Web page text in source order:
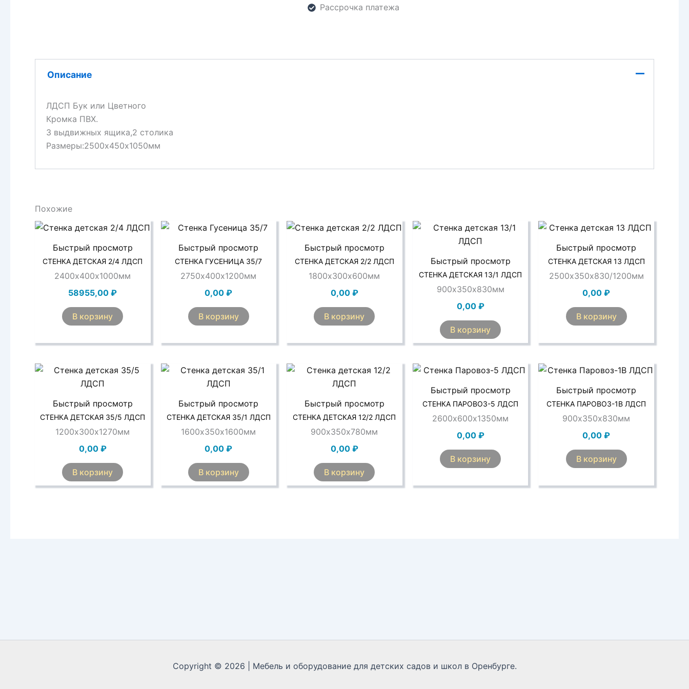
Рассрочка платежа
Описание
ЛДСП Бук или Цветного
Кромка ПВХ.
3 выдвижных ящика,2 столика
Размеры:2500х450х1050мм
Похожие
Быстрый просмотр
СТЕНКА ДЕТСКАЯ 2/4 ЛДСП
2400х400х1000мм
58955,00₽
В корзину
Быстрый просмотр
СТЕНКА ГУСЕНИЦА 35/7
2750х400х1200мм
0,00₽
В корзину
Быстрый просмотр
СТЕНКА ДЕТСКАЯ 2/2 ЛДСП
1800х300х600мм
0,00 ₽
В корзину
Быстрый просмотр
СТЕНКА ДЕТСКАЯ 13/1 ЛДСП
900х350х830мм
0,00 ₽
В корзину
Быстрый просмотр
СТЕНКА ДЕТСКАЯ 13 ЛДСП
2500х350х830/1200мм
0,00₽
В корзину
Быстрый просмотр
СТЕНКА ДЕТСКАЯ 35/5 ЛДСП
1200х300х1270мм
0,00 ₽
В корзину
Быстрый просмотр
СТЕНКА ДЕТСКАЯ 35/1 ЛДСП
1600х350х1600мм
0,00₽
В корзину
Быстрый просмотр
СТЕНКА ДЕТСКАЯ 12/2 ЛДСП
900х350х780мм
0,00 ₽
В корзину
Быстрый просмотр
СТЕНКА ПАРОВОЗ-5 ЛДСП
2600х600х1350мм
0,00 ₽
В корзину
Быстрый просмотр
СТЕНКА ПАРОВОЗ-1В ЛДСП
900х350х830мм
0,00₽
В корзину
Copyright © 2026 | Мебель и оборудование для детских садов и школ в Оренбурге.